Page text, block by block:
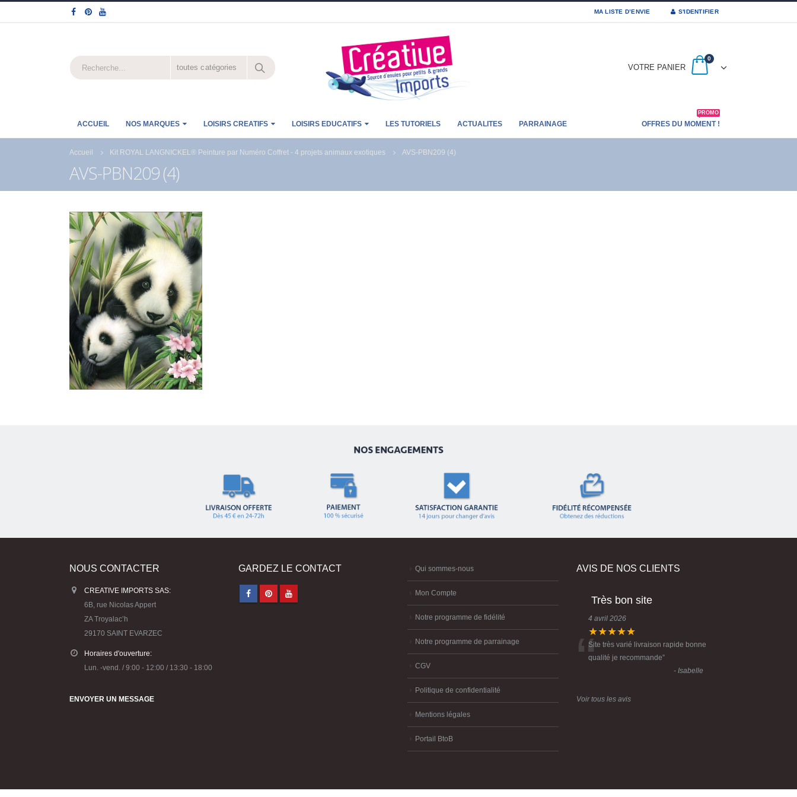
MA LISTE D’ENVIE S'IDENTIFIER
toutes catégories VOTRE PANIER
0
ACCUEIL NOS MARQUES LOISIRS CREATIFS LOISIRS EDUCATIFS LES TUTORIELS ACTUALITES PARRAINAGE OFFRES DU MOMENT !
PROMO
Accueil Kit ROYAL LANGNICKEL® Peinture par Numéro Coffret - 4 projets animaux exotiques AVS-PBN209 (4)
AVS-PBN209 (4)
NOUS CONTACTER
CREATIVE IMPORTS SAS:
6B, rue Nicolas Appert
ZA Troyalac’h
29170 SAINT EVARZEC
Horaires d'ouverture:
Lun. -vend. / 9:00 - 12:00 / 13:30 - 18:00
ENVOYER UN MESSAGE
GARDEZ LE CONTACT Qui sommes-nous
Mon Compte
Notre programme de fidélité
Notre programme de parrainage
CGV
Politique de confidentialité
Mentions légales
Portail BtoB
AVIS DE NOS CLIENTS
Très bon site
4 avril 2026
★★★★★
“Site très varié livraison rapide bonne
qualité je recommande”
- Isabelle
Voir tous les avis